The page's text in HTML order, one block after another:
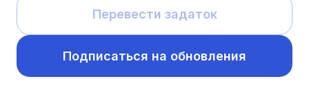
Перевести задаток
Подписаться на обновления